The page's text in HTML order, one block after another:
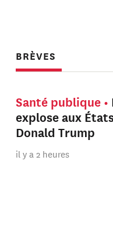
BRÈVES
Santé publique
explose aux
Donald Trump
il y a 2 heures